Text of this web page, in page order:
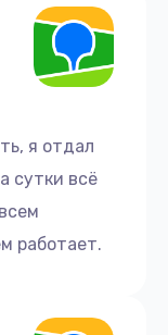
я отдал
сутки всё
работает.